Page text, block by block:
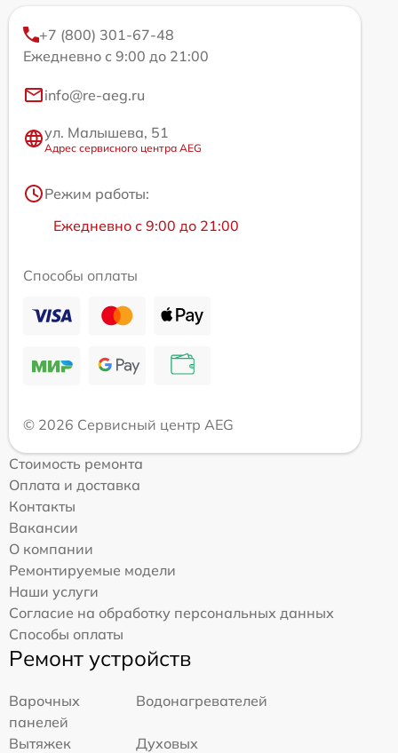
+7 (800) 301-67-48
Ежедневно с 9:00 до 21:00
info@re-aeg.ru
ул. Малышева, 51
Адрес сервисного центра AEG
Режим работы:
Ежедневно с 9:00 до 21:00
Способы оплаты
© 2026 Сервисный центр AEG
Стоимость ремонта
Оплата и доставка
Контакты
Вакансии
О компании
Ремонтируемые модели
Наши услуги
Согласие на обработку персональных данных
Способы оплаты
Ремонт устройств
Варочных
панелей
Водонагревателей
Вытяжек
Духовых